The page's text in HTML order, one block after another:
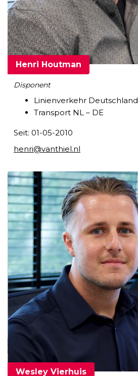
Henri Houtman
Disponent
Linienverkehr Deutschland
Transport NL – DE
Seit: 01-05-2010
henri@vanthiel.nl
Wesley Vierhuis